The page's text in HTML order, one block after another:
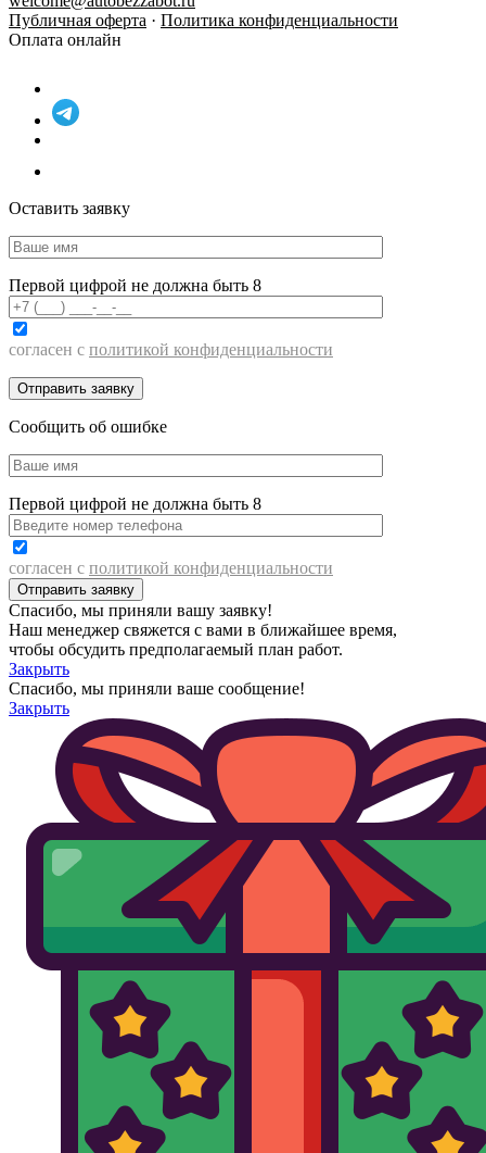
Публичная оферта · Политика конфиденциальности
Оплата онлайн
Оставить заявку
Первой цифрой не должна быть 8
согласен с политикой конфиденциальности
Сообщить об ошибке
Первой цифрой не должна быть 8
согласен с политикой конфиденциальности
Спасибо, мы приняли вашу заявку!
Наш менеджер свяжется с вами в ближайшее время,
чтобы обсудить предполагаемый план работ.
Закрыть
Спасибо, мы приняли ваше сообщение!
Закрыть